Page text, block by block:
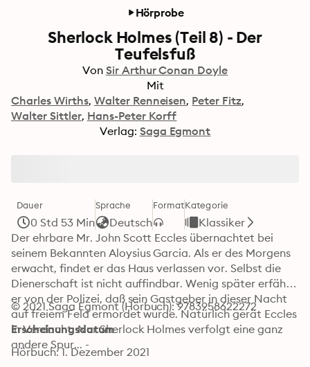
Hörprobe
Sherlock Holmes (Teil 8) - Der
Teufelsfuß
Von Sir Arthur Conan Doyle
Mit
Charles Wirths Walter Renneisen Peter Fitz
Walter Sittler Hans-Peter Korff
Verlag: Saga Egmont
Dauer
0 Std 53 Min
Sprache
Deutsch
FormatKategorie
Klassiker
Der ehrbare Mr. John Scott Eccles übernachtet bei
seinem Bekannten Aloysius Garcia. Als er des Morgens
erwacht, findet er das Haus verlassen vor. Selbst die
Dienerschaft ist nicht auffindbar. Wenig später erfährt
er von der Polizei, daß sein Gastgeber in dieser Nacht
auf freiem Feld ermordet wurde. Natürlich gerät Eccles
in Verdacht. Nur Sherlock Holmes verfolgt eine ganz
andere Spur... -
© 2021 Saga Egmont (Hörbuch): 9783958622272
Erscheinungsdatum
Hörbuch: 1. Dezember 2021